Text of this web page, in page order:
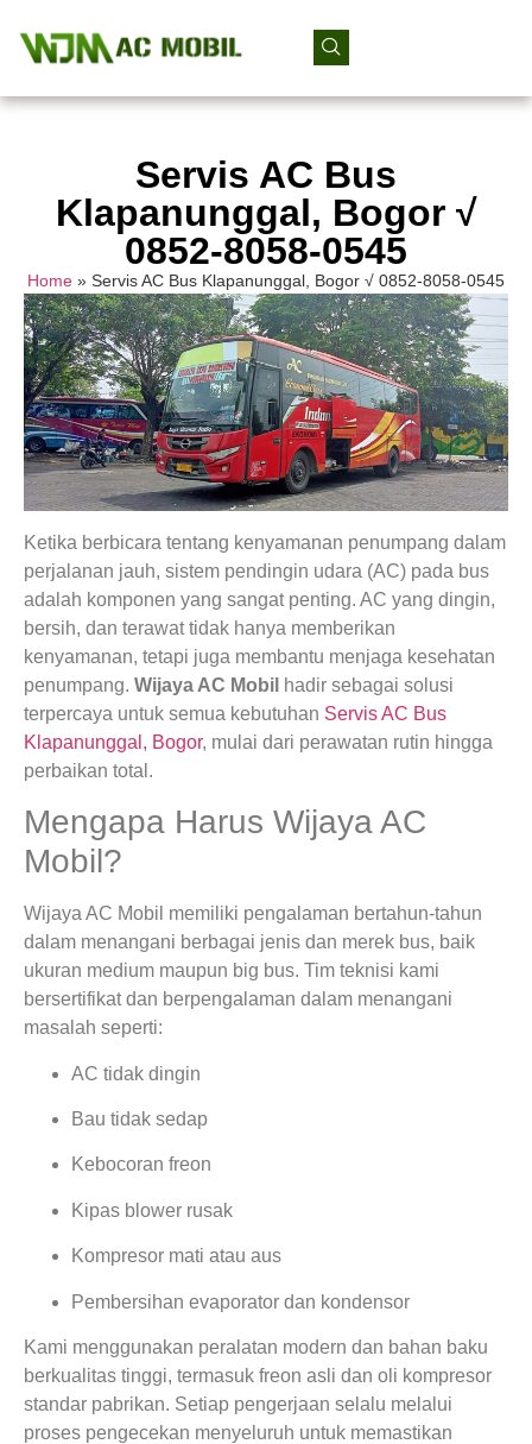
Servis AC Bus
Klapanunggal, Bogor √
0852-8058-0545
Home » Servis AC Bus Klapanunggal, Bogor √ 0852-8058-0545
Ketika berbicara tentang kenyamanan penumpang dalam
perjalanan jauh, sistem pendingin udara (AC) pada bus
adalah komponen yang sangat penting. AC yang dingin,
bersih, dan terawat tidak hanya memberikan
kenyamanan, tetapi juga membantu menjaga kesehatan
penumpang. Wijaya AC Mobil hadir sebagai solusi
terpercaya untuk semua kebutuhan Servis AC Bus
Klapanunggal, Bogor, mulai dari perawatan rutin hingga
perbaikan total.
Mengapa Harus Wijaya AC
Mobil?
Wijaya AC Mobil memiliki pengalaman bertahun-tahun
dalam menangani berbagai jenis dan merek bus, baik
ukuran medium maupun big bus. Tim teknisi kami
bersertifikat dan berpengalaman dalam menangani
masalah seperti:
AC tidak dingin
Bau tidak sedap
Kebocoran freon
Kipas blower rusak
Kompresor mati atau aus
Pembersihan evaporator dan kondensor
Kami menggunakan peralatan modern dan bahan baku
berkualitas tinggi, termasuk freon asli dan oli kompresor
standar pabrikan. Setiap pengerjaan selalu melalui
proses pengecekan menyeluruh untuk memastikan